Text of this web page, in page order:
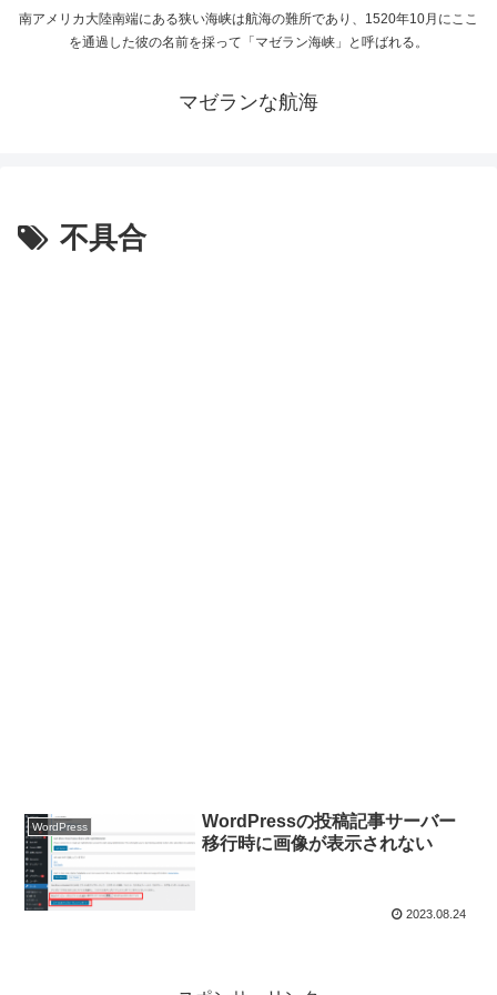
南アメリカ大陸南端にある狭い海峡は航海の難所であり、1520年10月にここ
を通過した彼の名前を採って「マゼラン海峡」と呼ばれる。
マゼランな航海
不具合
WordPress
WordPressの投稿記事サーバー
移行時に画像が表示されない
2023.08.24